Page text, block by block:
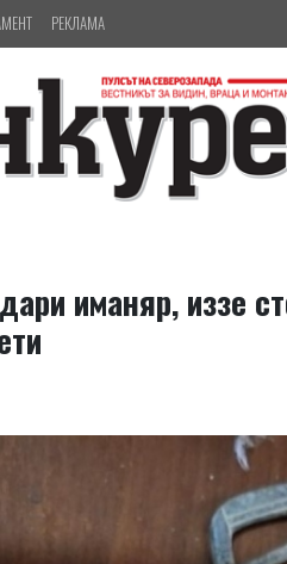
РЕКЛАМА
иманяр, иззе